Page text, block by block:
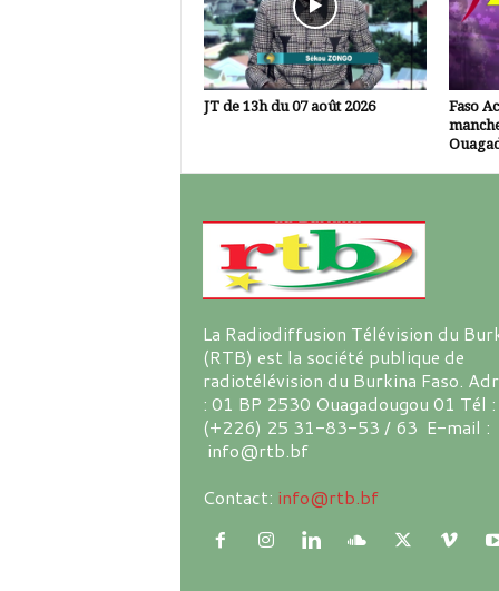
JT de 13h du 07 août 2026
Faso
La Radiodiffusion Télévision du
(RTB) est la société publique de
radiotélévision du Burkina Faso.
: 01 BP 2530 Ouagadougou 01 Tél :
(+226) 25 31-83-53 / 63 E-mail :
info@rtb.bf
Contact: info@rtb.bf